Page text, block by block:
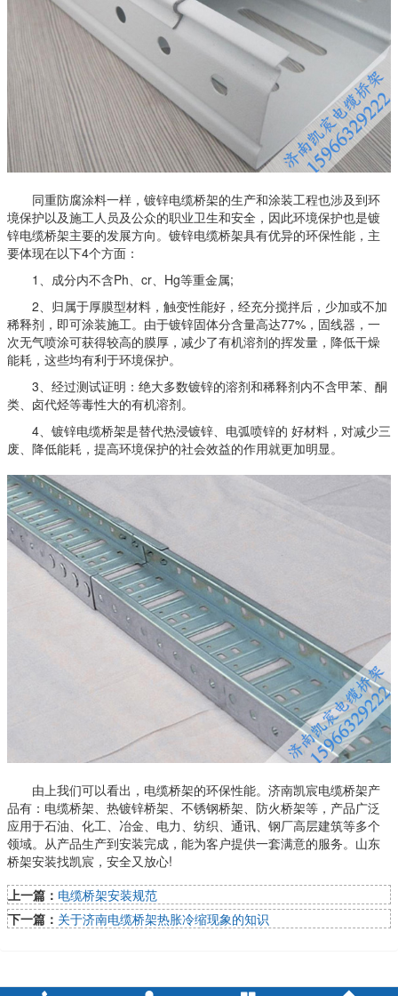
同重防腐涂料一样，镀锌电缆桥架的生产和涂装工程也涉及到环
境保护以及施工人员及公众的职业卫生和安全，因此环境保护也是镀
锌电缆桥架主要的发展方向。镀锌电缆桥架具有优异的环保性能，主
要体现在以下4个方面：
1、成分内不含Ph、cr、Hg等重金属;
2、归属于厚膜型材料，触变性能好，经充分搅拌后，少加或不加
稀释剂，即可涂装施工。由于镀锌固体分含量高达77%，固线器，一
次无气喷涂可获得较高的膜厚，减少了有机溶剂的挥发量，降低干燥
能耗，这些均有利于环境保护。
3、经过测试证明：绝大多数镀锌的溶剂和稀释剂内不含甲苯、酮
类、卤代烃等毒性大的有机溶剂。
4、镀锌电缆桥架是替代热浸镀锌、电弧喷锌的 好材料，对减少三
废、降低能耗，提高环境保护的社会效益的作用就更加明显。
由上我们可以看出，电缆桥架的环保性能。济南凯宸电缆桥架产
品有：电缆桥架、热镀锌桥架、不锈钢桥架、防火桥架等，产品广泛
应用于石油、化工、冶金、电力、纺织、通讯、钢厂高层建筑等多个
领域。从产品生产到安装完成，能为客户提供一套满意的服务。山东
桥架安装找凯宸，安全又放心!
上一篇： 电缆桥架安装规范
下一篇： 关于济南电缆桥架热胀冷缩现象的知识